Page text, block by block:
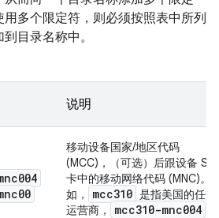
多个限定符，则必须按照表中所列
目录名称中。
说明
移动设备国家/地区代码
(MCC)，（可选）后跟设备 SIM
卡中的移动网络代码 (MNC)。
如，
mcc310 是指美国的任一
运营商，
mcc310-mnc004